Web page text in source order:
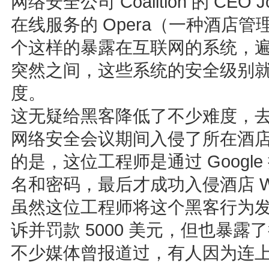
在线服务的 Opera（一种酒店管
个这样的暴露在互联网的系统，
突然之间，这些系统的安全级别
度。
这无疑给黑客降低了不少难度，
网络安全会议期间入侵了所在酒
的是，这位工程师是通过
名和密码，最后才成功入侵酒店
虽然这位工程师将这个黑客行为
诉并罚款 5000 美元，但也暴露
不少媒体曾报道过，有人因为连